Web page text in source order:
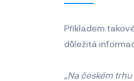
Příkladem
důležitá
„Na českém